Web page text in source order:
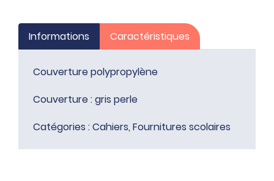
Informations Caractéristiques
Couverture polypropylène
Couverture : gris perle
Catégories :Cahiers, Fournitures scolaires